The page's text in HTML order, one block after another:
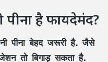
है फायदेमंद?
पीना बेहद जरूरी है. जैसे
तो बिगाड़ सकता है.